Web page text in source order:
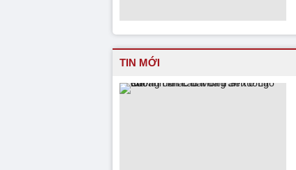
TIN MỚI